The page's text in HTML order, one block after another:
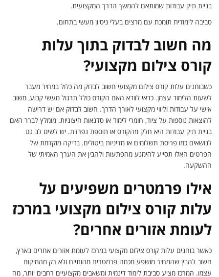
בניית תיק עבודות שמותאם להמשך הדרך המקצועית.
סביבה לימודית תומכת עם מרצים בעלי ניסיון מעשי בתחום.
מה חשוב לבדוק בתוך עלות
קורס צילום מקצועי?
כשבוחנים עלות קורס צילום מקצועי חשוב לבדוק מה כלול במחיר מעבר
לשעות הלימוד עצמן. כדאי לוודא האם הקורס כולל תרגול מעשי קבוע, משוב
אישי על עבודות וליווי מקצועי לאורך הדרך. חשוב לבדוק אם יש דרישה
להוצאות נוספות על ציוד, חומרי לימוד או סדנאות חיצוניות. מומלץ לברר האם
בניית תיק עבודות היא חלק מהקורס או תוספת נפרדת. יש לשים לב גם
לנושאים כמו פריסת תשלומים או מדיניות ביטולים. בדיקה מוקדמת של
הפרטים האלו תסייע להימנע מהפתעות ולהבין את הערך האמיתי של
ההשקעה.
אילו פרמטרים משפיעים על
עלות קורס צילום מקצועי במרכז
לעומת אזורים אחרים?
כאשר בוחנים עלות קורס צילום מקצועי במרכז לעומת אזורים אחרים בארץ,
חשוב להבין שהמחיר מושפע מכמה פרמטרים מהותיים ולא רק מהמיקום
עצמו. המרכז מציע סביבת לימוד דינמית ומשאבים מקצועיים רחבים יותר, מה